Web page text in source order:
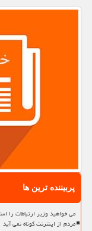
پربیننده ترین ها
می خواهید وزیر ارتباطات را
مردم از اینترنت کوتاه نمی آید